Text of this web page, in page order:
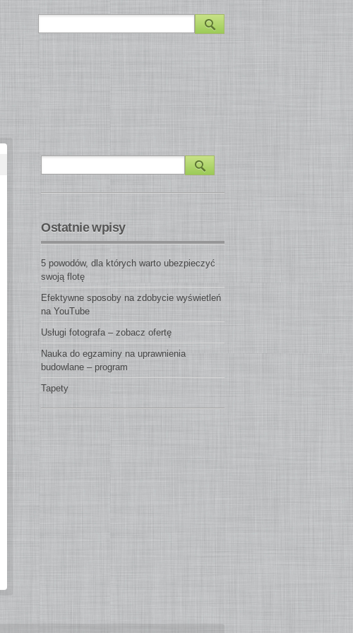
Ostatnie wpisy
5 powodów, dla których warto ubezpieczyć
swoją flotę
Efektywne sposoby na zdobycie wyświetleń
na YouTube
Usługi fotografa – zobacz ofertę
Nauka do egzaminy na uprawnienia
budowlane – program
Tapety